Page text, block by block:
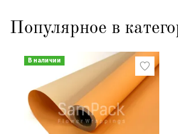
Популярное в
В наличии